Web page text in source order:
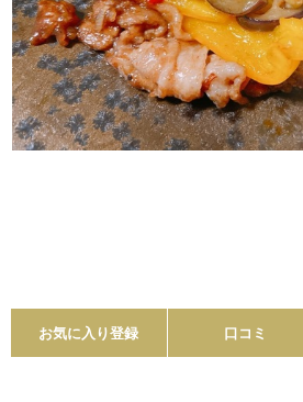
お気に入り登録 口コミ